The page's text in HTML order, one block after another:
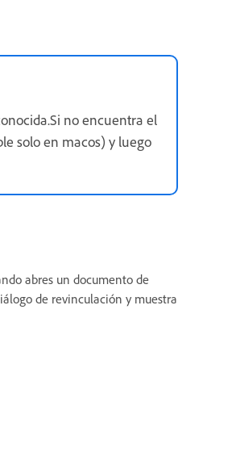
no encuentra el
solo en macos) y luego
abres un documento de
de revinculación y muestra